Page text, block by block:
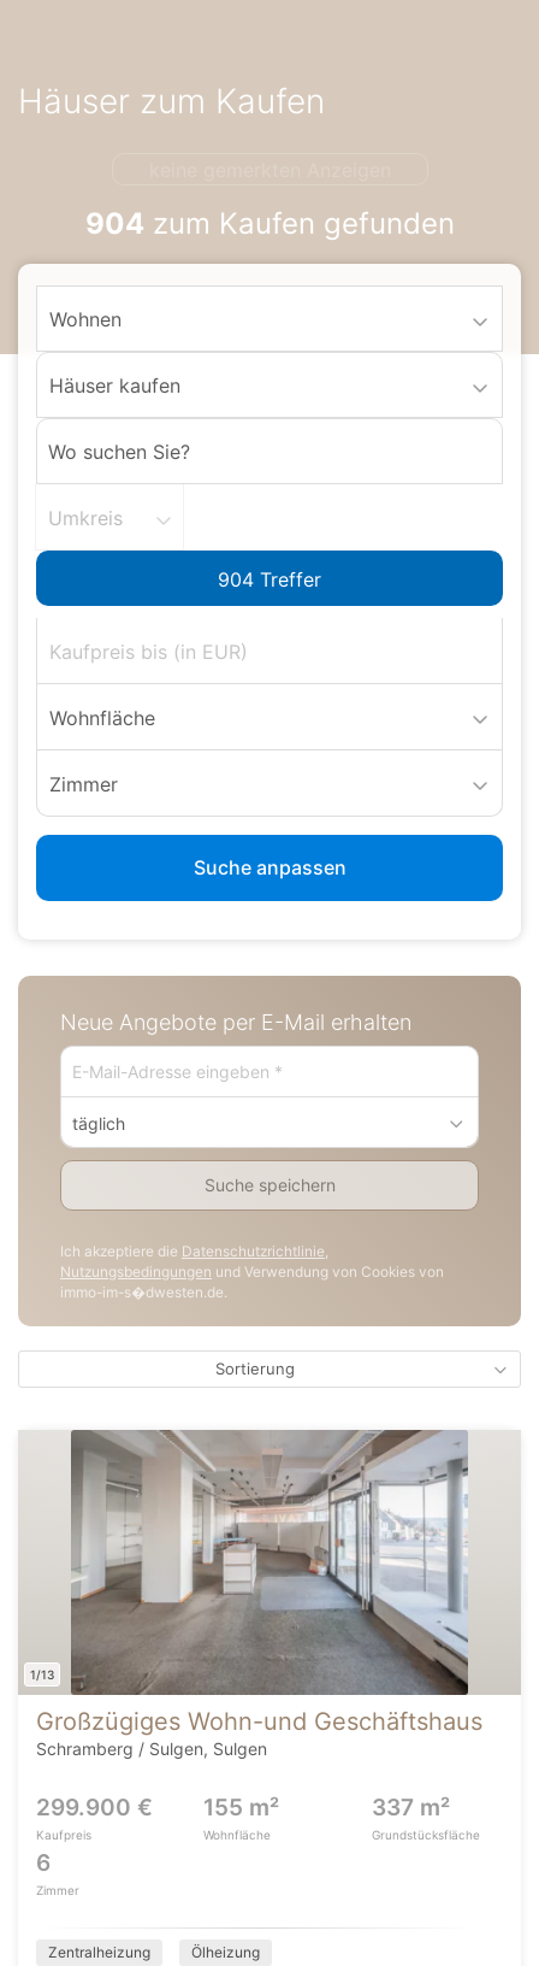
zur
Navigation
Häuser zum Kaufen
904 zum Kaufen gefunden
Wohnen
Häuser kaufen
Umkreis
Wohnfläche
Zimmer
Suche anpassen
Neue Angebote per E-Mail erhalten
täglich
Suche speichern
Ich akzeptiere die Datenschutzrichtlinie,
Nutzungsbedingungen und Verwendung von Cookies von
immo-im-s�dwesten.de.
Sortierung
1/13
Großzügiges Wohn-und Geschäftshaus
Schramberg / Sulgen, Sulgen
299.900 €
Kaufpreis
155 m²
Wohnfläche
337 m²
Grundstücksfläche
6
Zimmer
Zentralheizung Ölheizung